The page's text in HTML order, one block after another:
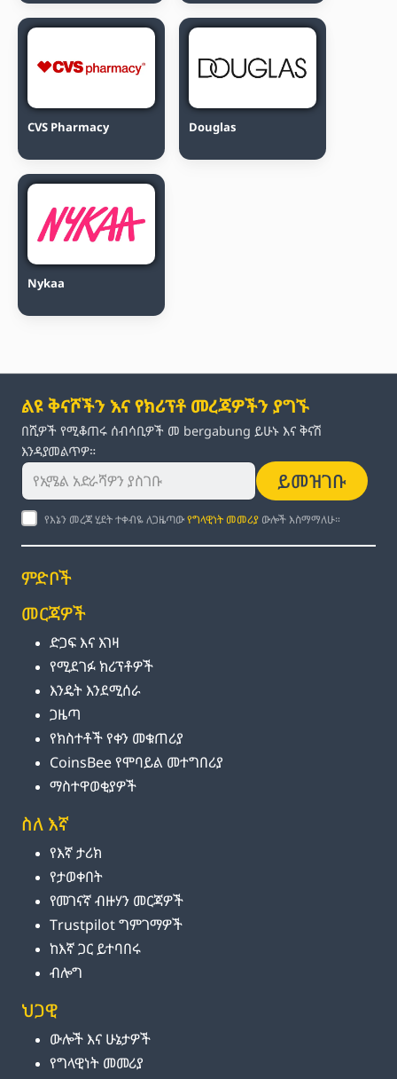
CVS Pharmacy Douglas
Nykaa
ልዩ ቅናሾችን እና የክሪፕቶ መረጃዎችን ያግኙ
በሺዎች የሚቆጠሩ ሰብሳቢዎች መ bergabung ይሁኑ እና ቅናሽ
እንዳያመልጥዎ።
ይመዝገቡ
የእኔን መረጃ ሂደት ተቀብዬ ለጋዜጣውየግላዊነት መመሪያ ውሎች እስማማለሁ።
ምድቦች
መርጃዎች
ድጋፍ እና እገዛ
የሚደገፉ ክሪፕቶዎች
እንዴት እንደሚሰራ
ጋዜጣ
የክስተቶች የቀን መቁጠሪያ
CoinsBee የሞባይል መተግበሪያ
ማስተዋወቂያዎች
ስለ እኛ
የእኛ ታሪክ
የታወቀበት
የመገናኛ ብዙሃን መርጃዎች
Trustpilot ግምገማዎች
ከእኛ ጋር ይተባበሩ
ብሎግ
ህጋዊ
ውሎች እና ሁኔታዎች
የግላዊነት መመሪያ